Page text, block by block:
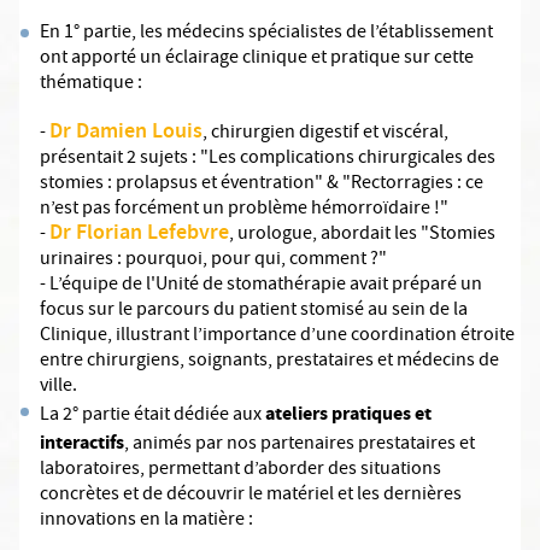
En 1° partie, les médecins spécialistes de l’établissement
ont apporté un éclairage clinique et pratique sur cette
thématique :
-Dr Damien Louis, chirurgien digestif et viscéral,
présentait 2 sujets : "Les complications chirurgicales des
stomies : prolapsus et éventration" & "Rectorragies : ce
n’est pas forcément un problème hémorroïdaire !"
-Dr Florian Lefebvre, urologue, abordait les "Stomies
urinaires : pourquoi, pour qui, comment ?"
- L’équipe de l'Unité de stomathérapie avait préparé un
focus sur le parcours du patient stomisé au sein de la
Clinique, illustrant l’importance d’une coordination étroite
entre chirurgiens, soignants, prestataires et médecins de
ville.
La 2° partie était dédiée auxateliers pratiques et
interactifs, animés par nos partenaires prestataires et
laboratoires, permettant d’aborder des situations
concrètes et de découvrir le matériel et les dernières
innovations en la matière :